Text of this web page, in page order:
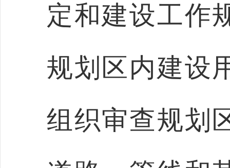
定和建设工作
规划区内建设
组织审查规划